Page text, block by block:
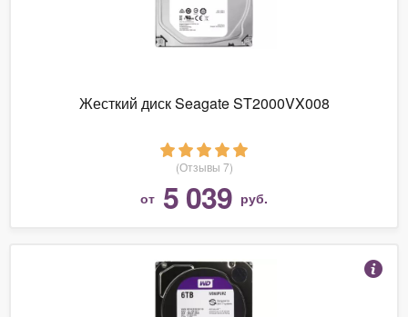
Жесткий диск Seagate ST2000VX008
(Отзывы 7)
от 5 039 руб.